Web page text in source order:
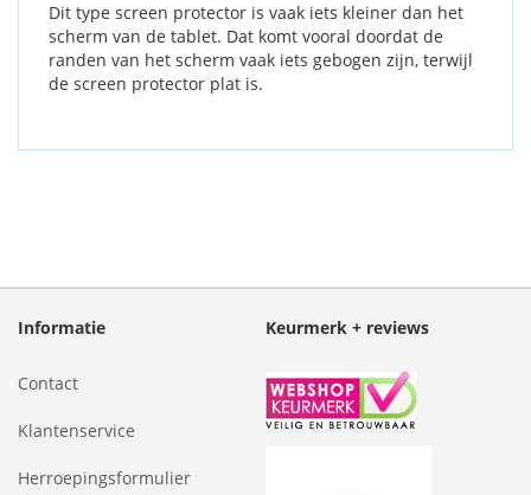
Dit type screen protector is vaak iets kleiner dan het
scherm van de tablet. Dat komt vooral doordat de
randen van het scherm vaak iets gebogen zijn, terwijl
de screen protector plat is.
Informatie
Contact
Klantenservice
Herroepingsformulier
Keurmerk + reviews